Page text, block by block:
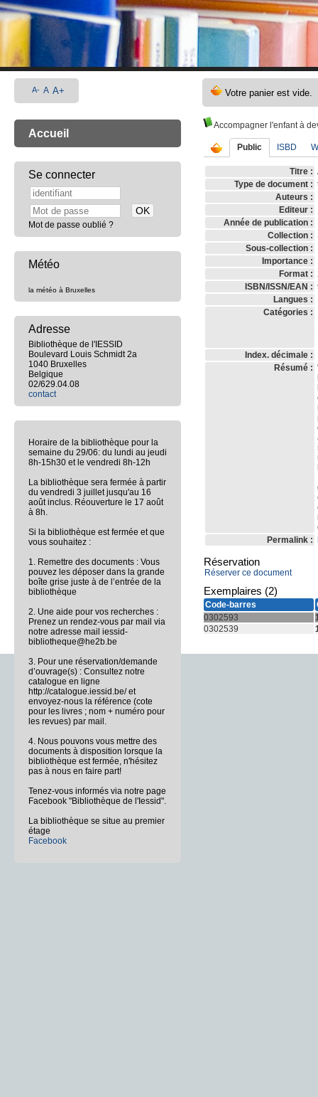
Accompagner l'enfant à
Public ISBD
Titre :
Type de document :
Auteurs :
Editeur :
Année de publication :
Collection :
Sous-collection :
Importance :
Format :
ISBN/ISSN/EAN :
Langues :
Catégories :
Index. décimale :
Résumé :
Permalink :
Réservation
Réserver ce document
Exemplaires (2)
Code-barres
0302593
0302539
A- A A+
Accueil
Se connecter
Mot de passe oublié ?
Météo
la météo à Bruxelles
Adresse
Bibliothèque de l'IESSID
Boulevard Louis Schmidt 2a
1040 Bruxelles
Belgique
02/629.04.08
contact
Horaire de la bibliothèque pour la
semaine du 29/06: du lundi au jeudi
8h-15h30 et le vendredi 8h-12h
La bibliothèque sera fermée à partir
du vendredi 3 juillet jusqu'au 16
août inclus. Réouverture le 17 août
à 8h.
Si la bibliothèque est fermée et que
vous souhaitez :
1. Remettre des documents : Vous
pouvez les déposer dans la grande
boîte grise juste à de l’entrée de la
bibliothèque
2. Une aide pour vos recherches :
Prenez un rendez-vous par mail via
notre adresse mail iessid-
bibliotheque@he2b.be
3. Pour une réservation/demande
d’ouvrage(s) : Consultez notre
catalogue en ligne
http://catalogue.iessid.be/ et
envoyez-nous la référence (cote
pour les livres ; nom + numéro pour
les revues) par mail.
4. Nous pouvons vous mettre des
documents à disposition lorsque la
bibliothèque est fermée, n'hésitez
pas à nous en faire part!
Tenez-vous informés via notre page
Facebook "Bibliothèque de l'Iessid".
La bibliothèque se situe au premier
étage
Facebook